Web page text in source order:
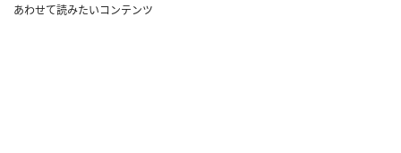
あわせて読みたいコンテンツ